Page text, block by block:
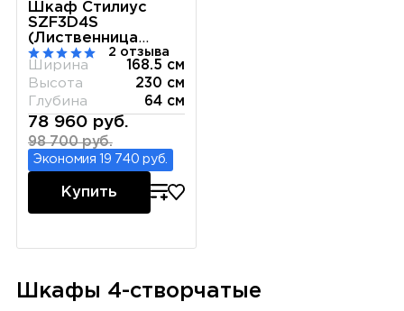
Шкаф Стилиус
SZF3D4S
(Лиственница
сибирская)2 отзыва
Ширина
168.5 см
Высота
230 см
Глубина
64 см
78 960 руб.
98 700 руб.
Экономия 19 740 руб.
Купить
Шкафы 4-створчатые